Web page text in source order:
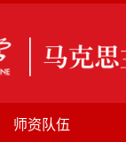
师资队伍